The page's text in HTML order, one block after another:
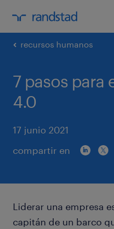
recursos humanos
7 pasos para
4.0
17 junio 2021
compartir en
Liderar una empresa
capitán de un barco